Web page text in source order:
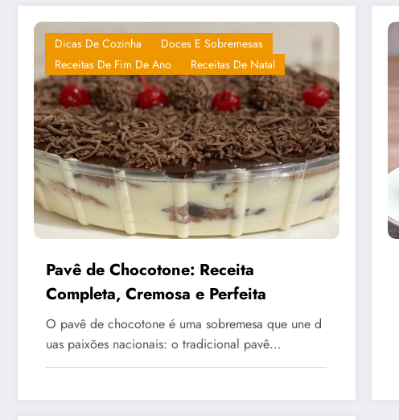
Dicas De Cozinha
Doces E Sobremesas
Receitas De Fim De Ano
Receitas De Natal
Pavê de Chocotone: Receita
Completa, Cremosa e Perfeita
O pavê de chocotone é uma sobremesa que une d
uas paixões nacionais: o tradicional pavê…